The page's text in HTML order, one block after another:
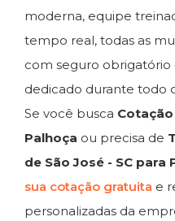
moderna, equipe
tempo real, todas as
com seguro
dedicado durante todo
Se você busca
Palhoça ou precisa de
de São José - SC para
sua cotação gratuita e
personalizadas da